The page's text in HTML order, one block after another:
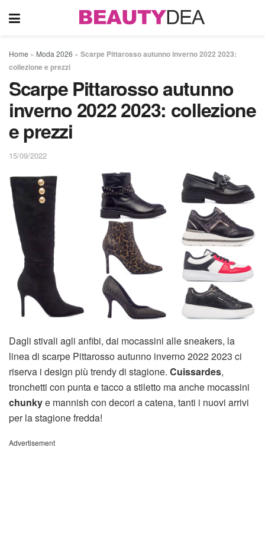
Home » Moda 2026 » Scarpe Pittarosso autunno inverno 2022 2023:
collezione e prezzi
Scarpe Pittarosso autunno
inverno 2022 2023: collezione
e prezzi
15/09/2022
Dagli stivali agli anfibi, dai mocassini alle sneakers, la
linea di scarpe Pittarosso autunno inverno 2022 2023 ci
riserva i design più trendy di stagione. Cuissardes,
tronchetti con punta e tacco a stiletto ma anche mocassini
chunkye mannish con decori a catena, tanti i nuovi arrivi
per la stagione fredda!
Advertisement